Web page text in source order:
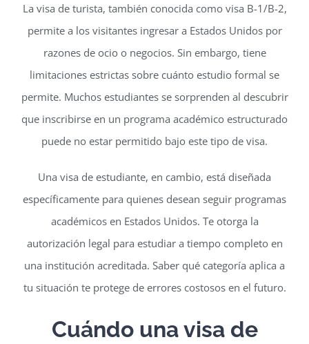
La visa de turista, también conocida como visa B-1/B-2,
permite a los visitantes ingresar a Estados Unidos por
razones de ocio o negocios. Sin embargo, tiene
limitaciones estrictas sobre cuánto estudio formal se
permite. Muchos estudiantes se sorprenden al descubrir
que inscribirse en un programa académico estructurado
puede no estar permitido bajo este tipo de visa.
Una visa de estudiante, en cambio, está diseñada
específicamente para quienes desean seguir programas
académicos en Estados Unidos. Te otorga la
autorización legal para estudiar a tiempo completo en
una institución acreditada. Saber qué categoría aplica a
tu situación te protege de errores costosos en el futuro.
Cuándo una visa de